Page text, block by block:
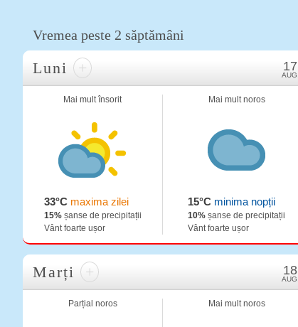
Vremea peste 2 săptămâni
Luni + 17
AUG.
Mai mult însorit
33°Cmaxima zilei
15%șanse de precipitații
Vânt foarte ușor
Mai mult noros
15°C minima nopții
10% șanse de precipitații
Vânt foarte ușor
Marți + 18
AUG.
Parțial noros Mai mult noros